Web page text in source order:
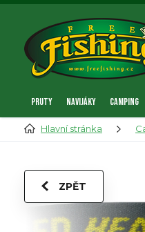
PRUTY NAVIJÁKY CAMPING
Hlavní stránka
ZPĚT